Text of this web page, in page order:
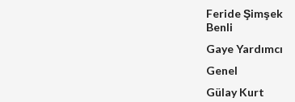
Feride Şimşek
Benli
Gaye Yardımcı
Genel
Gülay Kurt